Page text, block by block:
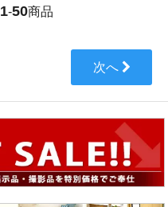
1-50商品
次へ